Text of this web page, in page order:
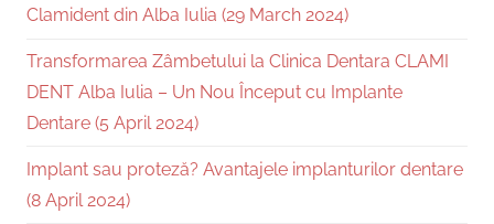
Clamident din Alba Iulia (29 March 2024)
Transformarea Zâmbetului la Clinica Dentara CLAMI
DENT Alba Iulia – Un Nou Început cu Implante
Dentare (5 April 2024)
Implant sau proteză? Avantajele implanturilor dentare
(8 April 2024)